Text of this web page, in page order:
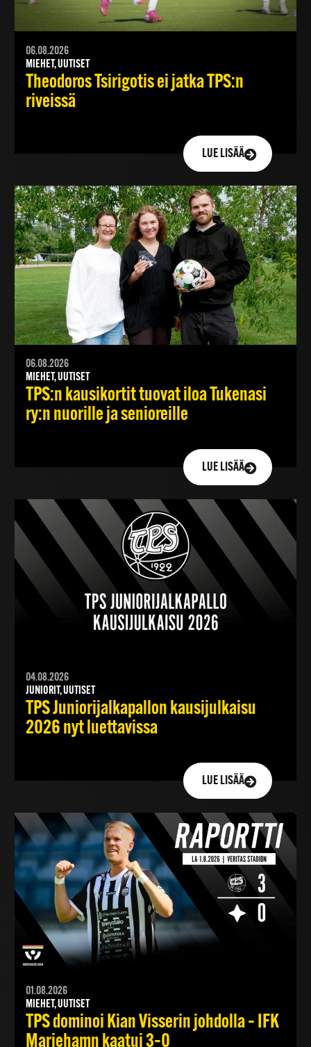
06.08.2026
MIEHET, UUTISET
Theodoros Tsirigotis ei jatka TPS:n
riveissä
LUE LISÄÄ
06.08.2026
MIEHET, UUTISET
TPS:n kausikortit tuovat iloa Tukenasi
ry:n nuorille ja senioreille
LUE LISÄÄ
04.08.2026
JUNIORIT, UUTISET
TPS Juniorijalkapallon kausijulkaisu
2026 nyt luettavissa
LUE LISÄÄ
01.08.2026
MIEHET, UUTISET
TPS dominoi Kian Visserin johdolla – IFK
Mariehamn kaatui 3–0